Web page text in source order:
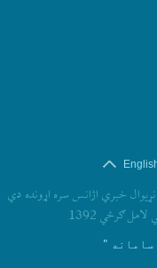
خبري اژانس سره اړونده دي
ګرځي 1392
سامانه "